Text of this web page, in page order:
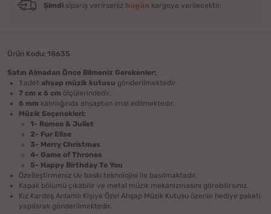
Şimdi sipariş verirseniz bugün kargoya verilecektir.
Ürün Kodu: 18635
Satın Almadan Önce Bilmeniz Gerekenler:
1 adetahşap müzik kutusu gönderilmektedir.
7 cm x 6 cm ölçülerindedir.
6 mm kalınlığında ahşaptan imal edilmektedir.
Müzik Seçenekleri:
​1- Romeo & Juliet
2- Fur Elise
3- Merry Christmas
4- Game of Thrones
5- Happy Birthday To You
Özelleştirmeniz Uv baskı teknolojisi ile basılmaktadır.
Kapak bölümü çıkabilir ve metal müzik mekanizmasını görebilirsiniz.
Kız Kardeş Anlamlı Kişiye Özel Ahşap Müzik Kutusu özenle hediye paketi
yapılarak gönderilmektedir.